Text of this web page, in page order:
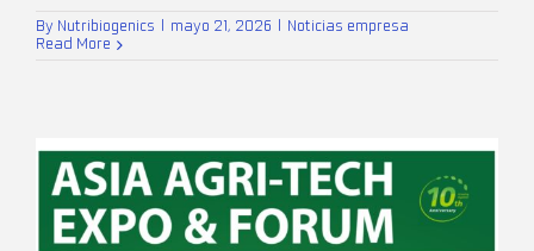
By Nutribiogenics mayo 21, 2026
Noticias empresa
Read More